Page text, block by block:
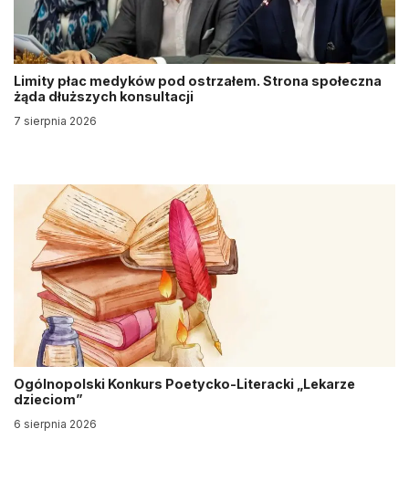
Limity płac medyków pod ostrzałem. Strona społeczna
żąda dłuższych konsultacji
7 sierpnia 2026
Ogólnopolski Konkurs Poetycko-Literacki „Lekarze
dzieciom”
6 sierpnia 2026